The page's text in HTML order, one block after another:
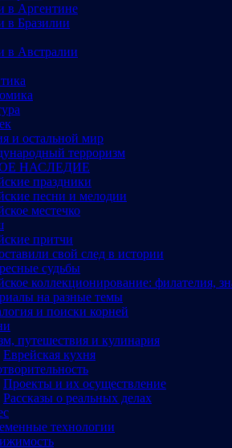
в Аргентине
в Бразилии
в Австралии
и остальной мир
терроризм
НАСЛЕДИЕ
праздники
песни и мелодии
местечко
притчи
свой след в истории
судьбы
коллекционирование: филателия,
на разные темы
и поиски корней
путешествия и кулинария
Еврейская кухня
Проекты и их осуществление
Рассказы о реальных делах
технологии